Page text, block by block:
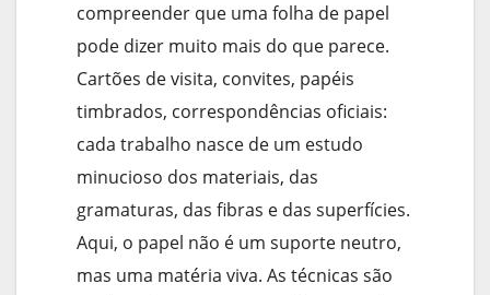
compreender que uma folha de papel
pode dizer muito mais do que parece.
Cartões de visita, convites, papéis
timbrados, correspondências oficiais:
cada trabalho nasce de um estudo
minucioso dos materiais, das
gramaturas, das fibras e das superfícies.
Aqui, o papel não é um suporte neutro,
mas uma matéria viva. As técnicas são